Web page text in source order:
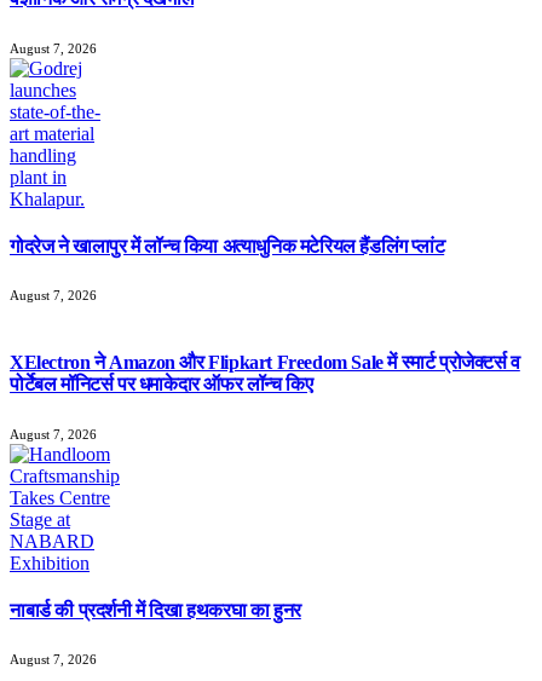
August 7, 2026
गोदरेज ने खालापुर में लॉन्च किया अत्याधुनिक मटेरियल हैंडलिंग प्लांट
August 7, 2026
XElectron ने Amazon और Flipkart Freedom Sale में स्मार्ट प्रोजेक्टर्स व
पोर्टेबल मॉनिटर्स पर धमाकेदार ऑफर लॉन्च किए
August 7, 2026
नाबार्ड की प्रदर्शनी में दिखा हथकरघा का हुनर
August 7, 2026